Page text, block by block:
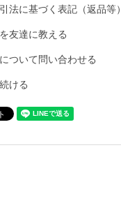
法に基づく表記（返品等）
友達に教える
ついて問い合わせる
ける